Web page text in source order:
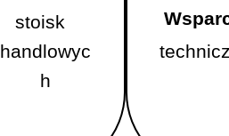
stoisk
handlowyc
h
Montaż
stoisk
handlowyc